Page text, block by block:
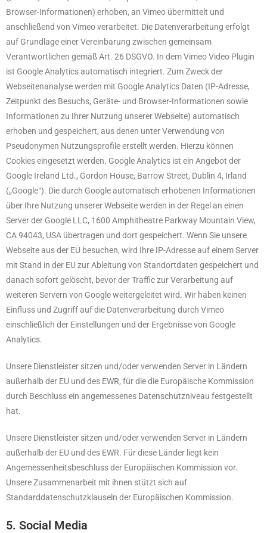
Browser-Informationen) erhoben, an Vimeo übermittelt und
anschließend von Vimeo verarbeitet. Die Datenverarbeitung erfolgt
auf Grundlage einer Vereinbarung zwischen gemeinsam
Verantwortlichen gemäß Art. 26 DSGVO. In dem Vimeo Video Plugin
ist Google Analytics automatisch integriert. Zum Zweck der
Webseitenanalyse werden mit Google Analytics Daten (IP-Adresse,
Zeitpunkt des Besuchs, Geräte- und Browser-Informationen sowie
Informationen zu Ihrer Nutzung unserer Webseite) automatisch
erhoben und gespeichert, aus denen unter Verwendung von
Pseudonymen Nutzungsprofile erstellt werden. Hierzu können
Cookies eingesetzt werden. Google Analytics ist ein Angebot der
Google Ireland Ltd., Gordon House, Barrow Street, Dublin 4, Irland
(„Google“). Die durch Google automatisch erhobenen Informationen
über Ihre Nutzung unserer Webseite werden in der Regel an einen
Server der Google LLC, 1600 Amphitheatre Parkway Mountain View,
CA 94043, USA übertragen und dort gespeichert. Wenn Sie unsere
Webseite aus der EU besuchen, wird Ihre IP-Adresse auf einem Server
mit Stand in der EU zur Ableitung von Standortdaten gespeichert und
danach sofort gelöscht, bevor der Traffic zur Verarbeitung auf
weiteren Servern von Google weitergeleitet wird. Wir haben keinen
Einfluss und Zugriff auf die Datenverarbeitung durch Vimeo
einschließlich der Einstellungen und der Ergebnisse von Google
Analytics.
Unsere Dienstleister sitzen und/oder verwenden Server in Ländern
außerhalb der EU und des EWR, für die die Europäische Kommission
durch Beschluss ein angemessenes Datenschutzniveau festgestellt
hat.
Unsere Dienstleister sitzen und/oder verwenden Server in Ländern
außerhalb der EU und des EWR. Für diese Länder liegt kein
Angemessenheitsbeschluss der Europäischen Kommission vor.
Unsere Zusammenarbeit mit ihnen stützt sich auf
Standarddatenschutzklauseln der Europäischen Kommission.
5. Social Media